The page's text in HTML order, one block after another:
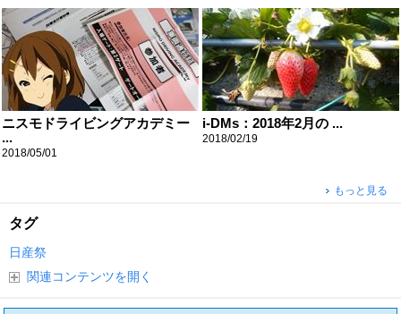
ニスモドライビングアカデミー
...
2018/05/01
i-DMs：2018年2月の ...
2018/02/19
もっと見る
タグ
日産祭
関連コンテンツを開く